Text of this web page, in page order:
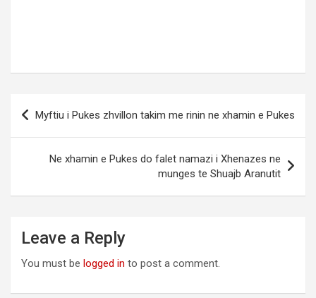
Post
navigation
Myftiu i Pukes zhvillon takim me rinin ne xhamin e Pukes
Ne xhamin e Pukes do falet namazi i Xhenazes ne
munges te Shuajb Aranutit
Leave a Reply
You must be logged in to post a comment.